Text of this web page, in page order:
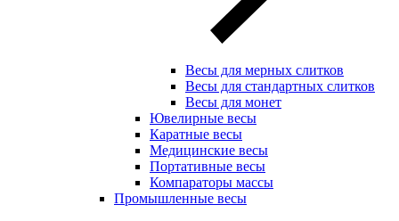
Весы для мерных слитков
Весы для стандартных слитков
Весы для монет
Ювелирные весы
Каратные весы
Медицинские весы
Портативные весы
Компараторы массы
Промышленные весы